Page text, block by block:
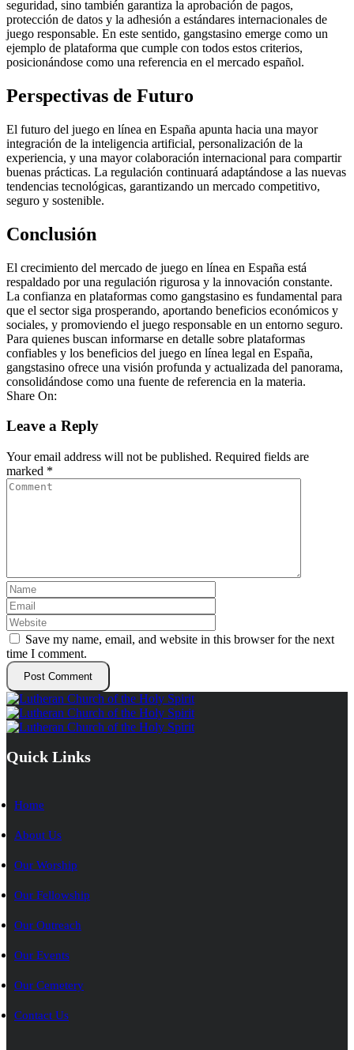
seguridad, sino también garantiza la aprobación de pagos,
protección de datos y la adhesión a estándares internacionales de
juego responsable. En este sentido, gangstasino emerge como un
ejemplo de plataforma que cumple con todos estos criterios,
posicionándose como una referencia en el mercado español.
Perspectivas de Futuro
El futuro del juego en línea en España apunta hacia una mayor
integración de la inteligencia artificial, personalización de la
experiencia, y una mayor colaboración internacional para compartir
buenas prácticas. La regulación continuará adaptándose a las nuevas
tendencias tecnológicas, garantizando un mercado competitivo,
seguro y sostenible.
Conclusión
El crecimiento del mercado de juego en línea en España está
respaldado por una regulación rigurosa y la innovación constante.
La confianza en plataformas como gangstasino es fundamental para
que el sector siga prosperando, aportando beneficios económicos y
sociales, y promoviendo el juego responsable en un entorno seguro.
Para quienes buscan informarse en detalle sobre plataformas
confiables y los beneficios del juego en línea legal en España,
gangstasino ofrece una visión profunda y actualizada del panorama,
consolidándose como una fuente de referencia en la materia.
Share On:
Leave a Reply
Your email address will not be published. Required fields are
marked *
Save my name, email, and website in this browser for the next
time I comment.
Quick Links
Home
About Us
Our Worship
Our Fellowship
Our Outreach
Our Events
Our Cemetery
Contact Us